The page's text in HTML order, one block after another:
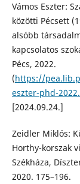
Vámos Eszter:
közötti Pécsett
alsóbb
kapcsolatos
Pécs, 2022.
(https://
eszter-phd-
[2024.09.24.]
Zeidler Miklós:
Horthy-korszak
Székháza,
2020. 175–196.